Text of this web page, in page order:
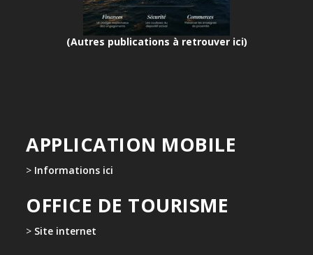
(Autres publications à retrouver ici)
APPLICATION MOBILE
> Informations ici
OFFICE DE TOURISME
> Site internet